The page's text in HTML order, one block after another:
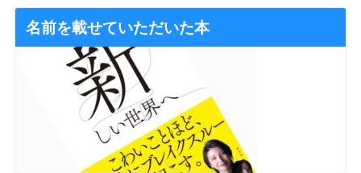
名前を載せていただいた本